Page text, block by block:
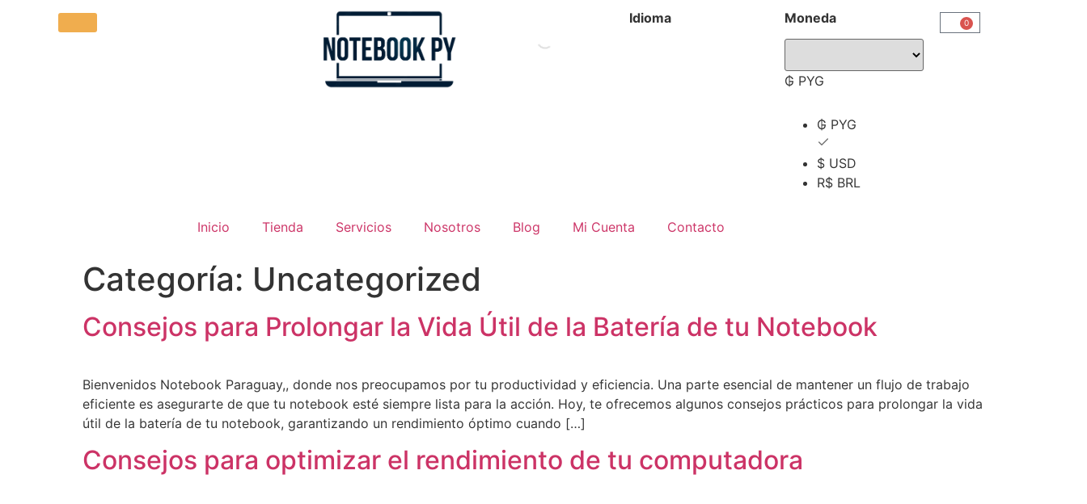
Idioma Moneda
₲ PYG
₲ PYG
$ USD
R$ BRL
0
Inicio Tienda Servicios Nosotros Blog Mi Cuenta Contacto
Categoría: Uncategorized
Consejos para Prolongar la Vida Útil de la Batería de tu Notebook
Bienvenidos Notebook Paraguay,, donde nos preocupamos por tu productividad y eficiencia. Una parte esencial de mantener un flujo de trabajo
eficiente es asegurarte de que tu notebook esté siempre lista para la acción. Hoy, te ofrecemos algunos consejos prácticos para prolongar la vida
útil de la batería de tu notebook, garantizando un rendimiento óptimo cuando […]
Consejos para optimizar el rendimiento de tu computadora